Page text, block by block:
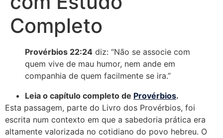
Completo
Provérbios 22:24 diz: “Não se associe com
quem vive de mau humor, nem ande em
companhia de quem facilmente se ira.”
Leia o capítulo completo de Provérbios.
Esta passagem, parte do Livro dos Provérbios, foi
escrita num contexto em que a sabedoria prática era
altamente valorizada no cotidiano do povo hebreu. O